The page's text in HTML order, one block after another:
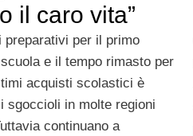
il caro vita”
preparativi per il primo
e il tempo rimasto per
acquisti scolastici è
sgoccioli in molte regioni
continuano a